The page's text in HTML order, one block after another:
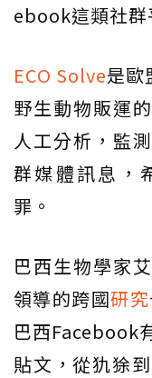
ebook這類社群
ECO Solve是歐
野生動物販運
人工分析，監
群媒體訊息，
罪。
巴西生物學家
領導的跨國研究
巴西Facebook
貼文，從犰狳